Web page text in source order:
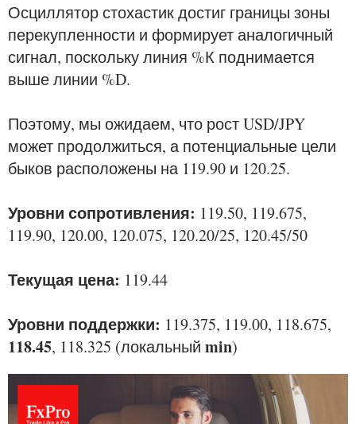
Осциллятор стохастик достиг границы зоны
перекупленности и формирует аналогичный
сигнал, поскольку линия %К поднимается
выше линии %D.
Поэтому, мы ожидаем, что рост USD/JPY
может продолжиться, а потенциальные цели
быков расположены на 119.90 и 120.25.
Уровни сопротивления: 119.50, 119.675,
119.90, 120.00, 120.075, 120.20/25, 120.45/50
Текущая цена: 119.44
Уровни поддержки: 119.375, 119.00, 118.675,
118.45, 118.325 (локальный min)